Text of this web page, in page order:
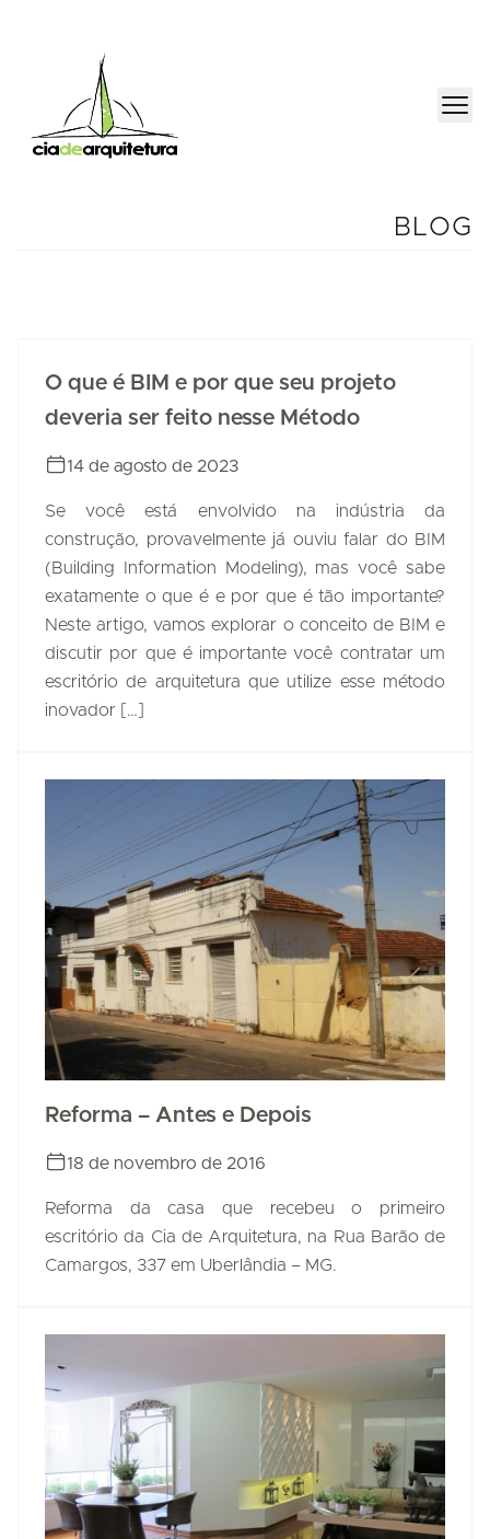
BLOG
O que é BIM e por que seu projeto
deveria ser feito nesse Método
14 de agosto de 2023
Se você está envolvido na indústria da
construção, provavelmente já ouviu falar do BIM
(Building Information Modeling), mas você sabe
exatamente o que é e por que é tão importante?
Neste artigo, vamos explorar o conceito de BIM e
discutir por que é importante você contratar um
escritório de arquitetura que utilize esse método
inovador […]
Reforma – Antes e Depois
18 de novembro de 2016
Reforma da casa que recebeu o primeiro
escritório da Cia de Arquitetura, na Rua Barão de
Camargos, 337 em Uberlândia – MG.